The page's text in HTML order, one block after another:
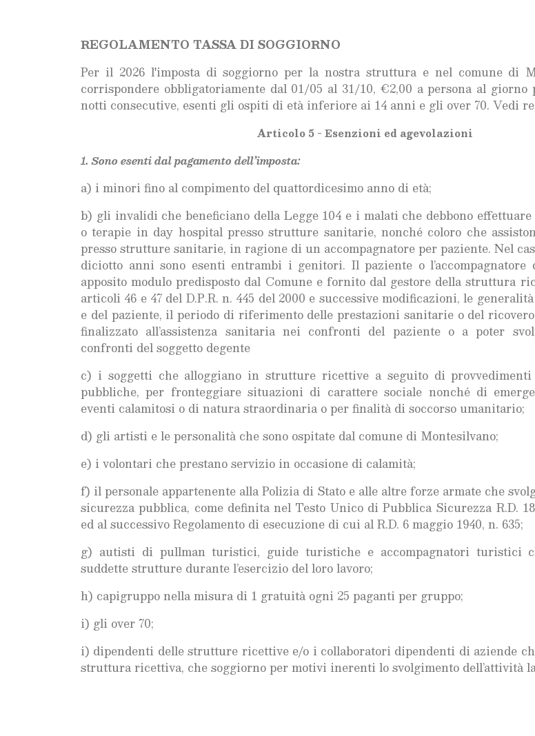
REGOLAMENTO TASSA DI SOGGIORNO
Per il 2026 l'imposta di soggiorno per la nostra struttura e nel comune di
corrispondere obbligatoriamente dal 01/05 al 31/10, €2,00 a persona al giorno
notti consecutive, esenti gli ospiti di età inferiore ai 14 anni e gli over 70. Vedi
Articolo 5 - Esenzioni ed agevolazioni
1. Sono esenti dal pagamento dell’imposta:
a) i minori fino al compimento del quattordicesimo anno di età;
b) gli invalidi che beneficiano della Legge 104 e i malati che debbono
o terapie in day hospital presso strutture sanitarie, nonché coloro che
presso strutture sanitarie, in ragione di un accompagnatore per paziente. Nel
diciotto anni sono esenti entrambi i genitori. Il paziente o l’accompagnatore
apposito modulo predisposto dal Comune e fornito dal gestore della struttura
articoli 46 e 47 del D.P.R. n. 445 del 2000 e successive modificazioni, le
e del paziente, il periodo di riferimento delle prestazioni sanitarie o del
finalizzato all’assistenza sanitaria nei confronti del paziente o a poter
confronti del soggetto degente
c) i soggetti che alloggiano in strutture ricettive a seguito di
pubbliche, per fronteggiare situazioni di carattere sociale nonché di
eventi calamitosi o di natura straordinaria o per finalità di soccorso umanitario;
d) gli artisti e le personalità che sono ospitate dal comune di Montesilvano;
e) i volontari che prestano servizio in occasione di calamità;
f) il personale appartenente alla Polizia di Stato e alle altre forze armate che
sicurezza pubblica, come definita nel Testo Unico di Pubblica Sicurezza R.D.
ed al successivo Regolamento di esecuzione di cui al R.D. 6 maggio 1940, n. 635;
g) autisti di pullman turistici, guide turistiche e accompagnatori turistici
suddette strutture durante l’esercizio del loro lavoro;
h) capigruppo nella misura di 1 gratuità ogni 25 paganti per gruppo;
i) gli over 70;
i) dipendenti delle strutture ricettive e/o i collaboratori dipendenti di aziende
struttura ricettiva, che soggiorno per motivi inerenti lo svolgimento dell’attività